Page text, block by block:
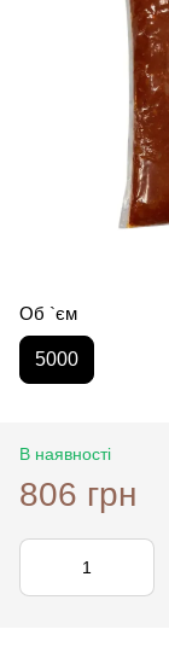
Об `єм
5000
В наявності
806 грн